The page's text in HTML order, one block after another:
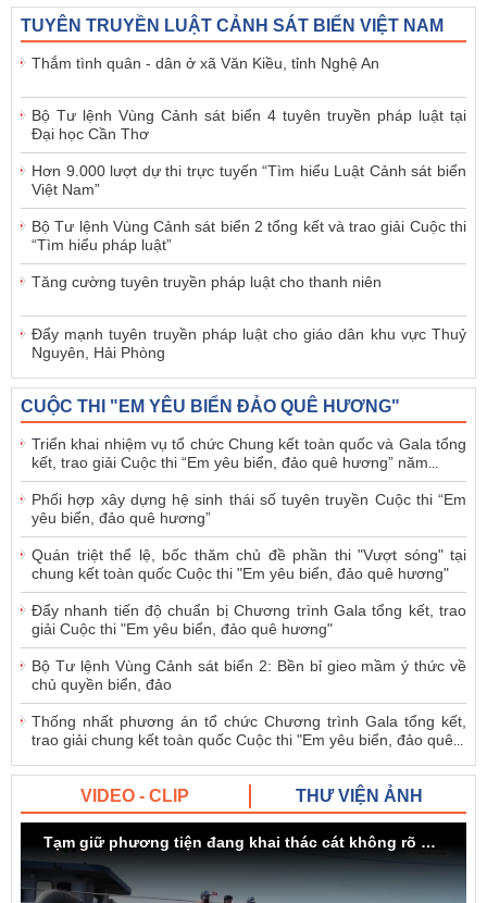
TUYÊN TRUYỀN LUẬT CẢNH SÁT BIỂN VIỆT NAM
Thắm tình quân - dân ở xã Văn Kiều, tỉnh Nghệ An
Bộ Tư lệnh Vùng Cảnh sát biển 4 tuyên truyền pháp luật tại
Đại học Cần Thơ
Hơn 9.000 lượt dự thi trực tuyến “Tìm hiểu Luật Cảnh sát biển
Việt Nam”
Bộ Tư lệnh Vùng Cảnh sát biển 2 tổng kết và trao giải Cuộc thi
“Tìm hiểu pháp luật”
Tăng cường tuyên truyền pháp luật cho thanh niên
Đẩy mạnh tuyên truyền pháp luật cho giáo dân khu vực Thuỷ
Nguyên, Hải Phòng
CUỘC THI "EM YÊU BIỂN ĐẢO QUÊ HƯƠNG"
Triển khai nhiệm vụ tổ chức Chung kết toàn quốc và Gala tổng
kết, trao giải Cuộc thi “Em yêu biển, đảo quê hương” năm...
Phối hợp xây dựng hệ sinh thái số tuyên truyền Cuộc thi “Em
yêu biển, đảo quê hương”
Quán triệt thể lệ, bốc thăm chủ đề phần thi "Vượt sóng" tại
chung kết toàn quốc Cuộc thi "Em yêu biển, đảo quê hương"
Đẩy nhanh tiến độ chuẩn bị Chương trình Gala tổng kết, trao
giải Cuộc thi "Em yêu biển, đảo quê hương"
Bộ Tư lệnh Vùng Cảnh sát biển 2: Bền bỉ gieo mầm ý thức về
chủ quyền biển, đảo
Thống nhất phương án tổ chức Chương trình Gala tổng kết,
trao giải chung kết toàn quốc Cuộc thi "Em yêu biển, đảo quê...
VIDEO - CLIP THƯ VIỆN ẢNH
Tạm giữ phương tiện đang khai thác cát không rõ nguồn gốc